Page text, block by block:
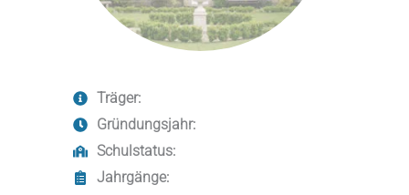
Träger:
Gründungsjahr:
Schulstatus:
Jahrgänge: